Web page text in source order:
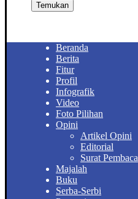
Temukan
Beranda
Berita
Fitur
Profil
Infografik
Video
Foto Pilihan
Opini
Artikel Opini
Editorial
Surat Pembaca
Majalah
Buku
Serba-Serbi